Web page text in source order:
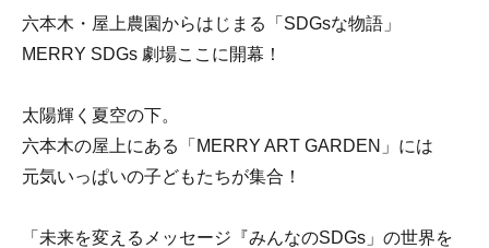
六本木・屋上農園からはじまる「SDGsな物語」
MERRY SDGs 劇場ここに開幕！
太陽輝く夏空の下。
六本木の屋上にある「MERRY ART GARDEN」には
元気いっぱいの子どもたちが集合！
「未来を変えるメッセージ『みんなのSDGs」の世界を